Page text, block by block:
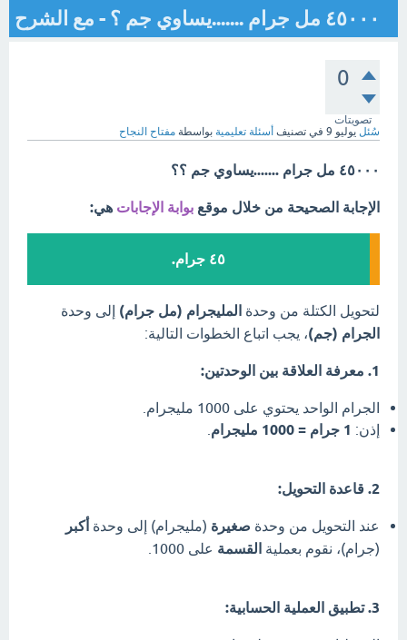
٤٥٠٠٠ مل جرام .......يساوي جم ؟ - مع الشرح
0
تصويتات
سُئل يوليو 9 في تصنيف أسئلة تعليمية بواسطة مفتاح النجاح
٤٥٠٠٠ مل جرام .......يساوي جم ؟؟
الإجابة الصحيحة من خلال موقع بوابة الإجابات هي:
٤٥ جرام.
لتحويل الكتلة من وحدة المليجرام (مل جرام) إلى وحدة
الجرام (جم)، يجب اتباع الخطوات التالية:
1. معرفة العلاقة بين الوحدتين:
الجرام الواحد يحتوي على 1000 مليجرام.
إذن: 1 جرام = 1000 مليجرام
2. قاعدة التحويل:
عند التحويل من وحدة صغيرة (مليجرام) إلى وحدة أكبر
(جرام)، نقوم بعملية القسمة على 1000.
3. تطبيق العملية الحسابية: